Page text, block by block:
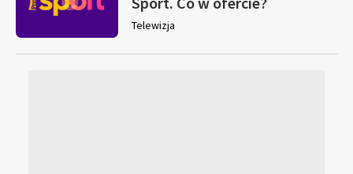
Telewizja